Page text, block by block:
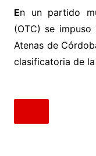
En un partido
(OTC) se
Atenas de
clasificatoria de